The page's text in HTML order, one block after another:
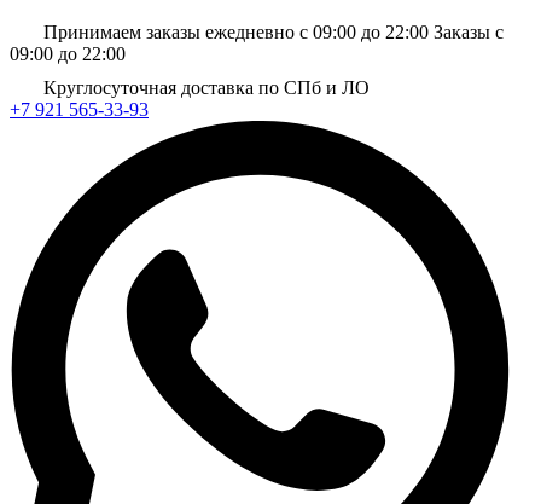
Принимаем заказы ежедневно с 09:00 до 22:00 Заказы с
09:00 до 22:00
Круглосуточная доставка по СПб и ЛО
+7 921 565-33-93